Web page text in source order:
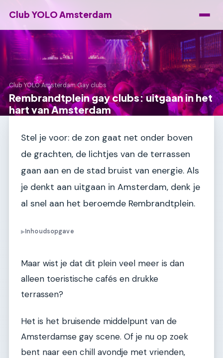
Club YOLO Amsterdam
Club YOLO Amsterdam›Gay clubs
Rembrandtplein gay clubs: uitgaan in het
hart van Amsterdam
Stel je voor: de zon gaat net onder boven
de grachten, de lichtjes van de terrassen
gaan aan en de stad bruist van energie. Als
je denkt aan uitgaan in Amsterdam, denk je
al snel aan het beroemde Rembrandtplein.
▶Inhoudsopgave
Maar wist je dat dit plein veel meer is dan
alleen toeristische cafés en drukke
terrassen?
Het is het bruisende middelpunt van de
Amsterdamse gay scene. Of je nu op zoek
bent naar een chill avondje met vrienden,